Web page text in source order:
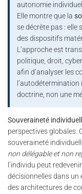
autonomie
Elle montre que la
se décrète pas : elle
des dispositifs
L’approche est
politique, droit,
afin d’analyser les
doctrine, non une
Souveraineté
perspectives globales.
souveraineté
non délégable et non
l’individu peut
décisionnelles dans
des architectures de